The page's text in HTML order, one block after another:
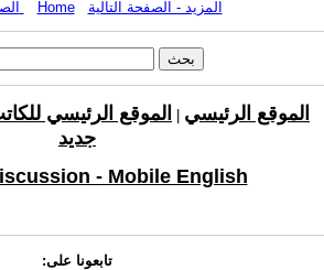
Home المزيد - الصفحة التالية
الموقع الرئيسي الموقع الرئيسي
جديد
- Mobile English
تابعونا على: